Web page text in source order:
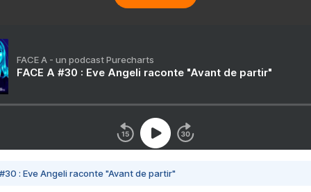
FACE A - un podcast Purecharts
FACE A #30 : Eve Angeli raconte "Avant de partir"
#30 : Eve Angeli raconte "Avant de partir"